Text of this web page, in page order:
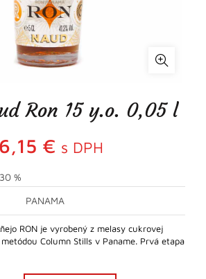
Ron 15 y.o. 0,05 l
6,15 € s DPH
%
PANAMA
RON je vyrobený z melasy cukrovej
Column Stills v Paname. Prvá etapa